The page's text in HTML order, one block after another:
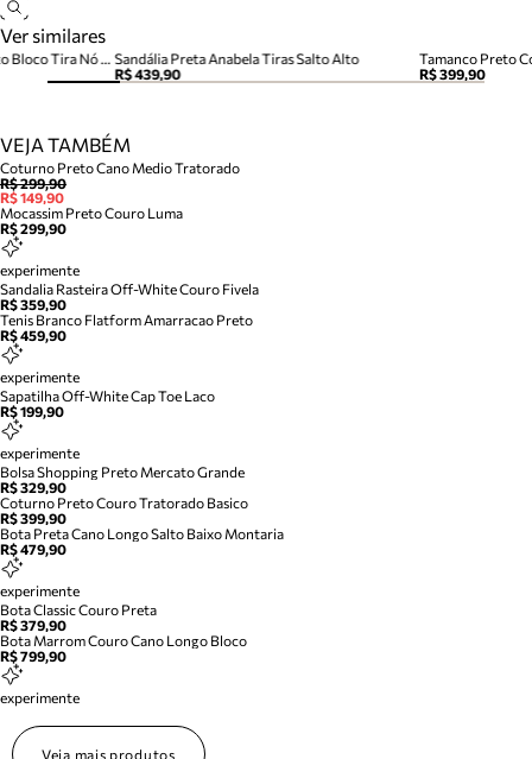
Ver similares
Sandália Preta Anabela Tiras Salto Alto
R$ 439,90
Tamanco Preto
R$ 399,90
Sandália Preta Couro Salto Alto Bloco Tira Nó Camila
VEJA TAMBÉM
Coturno Preto Cano Medio Tratorado
R$ 299,90
R$ 149,90
Mocassim Preto Couro Luma
R$ 299,90
experimente
Sandalia Rasteira Off-White Couro Fivela
R$ 359,90
Tenis Branco Flatform Amarracao Preto
R$ 459,90
experimente
Sapatilha Off-White Cap Toe Laco
R$ 199,90
experimente
Bolsa Shopping Preto Mercato Grande
R$ 329,90
Coturno Preto Couro Tratorado Basico
R$ 399,90
Bota Preta Cano Longo Salto Baixo Montaria
R$ 479,90
experimente
Bota Classic Couro Preta
R$ 379,90
Bota Marrom Couro Cano Longo Bloco
R$ 799,90
experimente
Veja mais produtos